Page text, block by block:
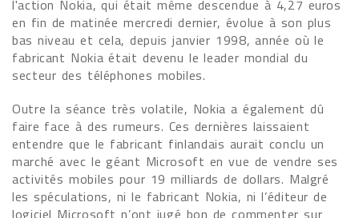
l'action Nokia, qui était même descendue à 4,27 euros
en fin de matinée mercredi dernier, évolue à son plus
bas niveau et cela, depuis janvier 1998, année où le
fabricant Nokia était devenu le leader mondial du
secteur des téléphones mobiles.
Outre la séance très volatile, Nokia a également dû
faire face à des rumeurs. Ces dernières laissaient
entendre que le fabricant finlandais aurait conclu un
marché avec le géant Microsoft en vue de vendre ses
activités mobiles pour 19 milliards de dollars. Malgré
les spéculations, ni le fabricant Nokia, ni l’éditeur de
logiciel Microsoft n’ont jugé bon de commenter sur